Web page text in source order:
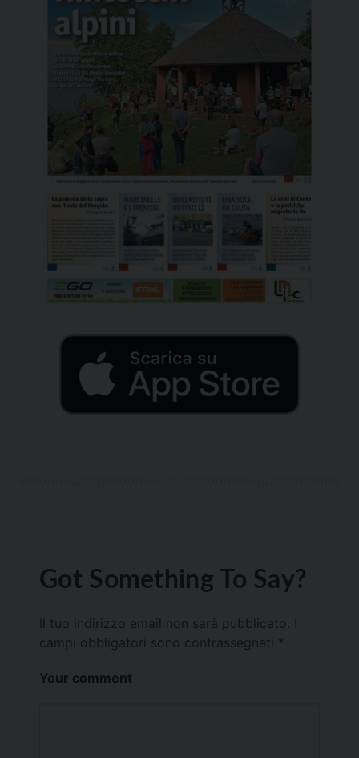
Got Something To Say?
Il tuo indirizzo email non sarà pubblicato.
campi obbligatori sono contrassegnati *
Your comment